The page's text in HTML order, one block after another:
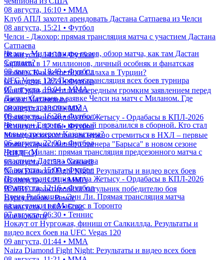
08 августа, 16:10 • ММА
Клуб АПЛ захотел арендовать Дастана Сатпаева из Челси
08 августа, 15:21 • Футбол
Челси - Джохор: прямая трансляция матча с участием Дастана
Сатпаева
08 августа, 14:30 • Футбол
Зарплата в 17 миллионов, личный особняк и фанатская
любовь. Как встретили Салаха в Турции?
08 августа, 13:59 • Футбол
Иан Гэрри отметился очередным громким заявлением перед
боем с Махачевым
08 августа, 13:09 • ММА
Прямая трансляция матча Жетысу - Ордабасы в КПЛ-2026
08 августа, 12:16 • Футбол
Молодым казахстанцам нужно стремиться в НХЛ – первые
комментарии главного тренера "Барыса" в новом сезоне
(ВИДЕО)
08 августа, 11:53 • Хоккей
Naiza Diamond Fight Night: Результаты и видео всех боев
08 августа, 11:21 • ММА
В WBC гарантировали титульник победителю боя
Нурсултанов - Рамос
08 августа, 11:08 • Бокс
еще новости
Челси - Милан: видео голов, обзор матча, как там Дастан
Сатпаев?
08 августа, 18:49 • Футбол
UFC Vegas 120: Прямая трансляция всех боев турнира
07 августа, 19:04 • ММА
Дастан Сатпаев в заявке Челси на матч с Миланом. Где
смотреть трансляцию?
08 августа, 16:28 • Футбол
Чемпион Европы, который провалился в сборной. Кто стал
новым тренером Казахстана?
06 августа, 22:00 • Футбол
Челси - Милан: прямая трансляция предсезонного матча с
участием Дастана Сатпаева
07 августа, 15:00 • Футбол
Прямая трансляция матча Жетысу - Ордабасы в КПЛ-2026
08 августа, 12:16 • Футбол
Елена Рыбакина - Энн Ли. Прямая трансляция матча
казахстанки на Мастерс в Торонто
07 августа, 06:30 • Теннис
Нокаут от Нургожая, финиш от Салкиллда. Результаты и
видео всех боев на UFC Vegas 120
09 августа, 01:44 • ММА
Naiza Diamond Fight Night: Результаты и видео всех боев